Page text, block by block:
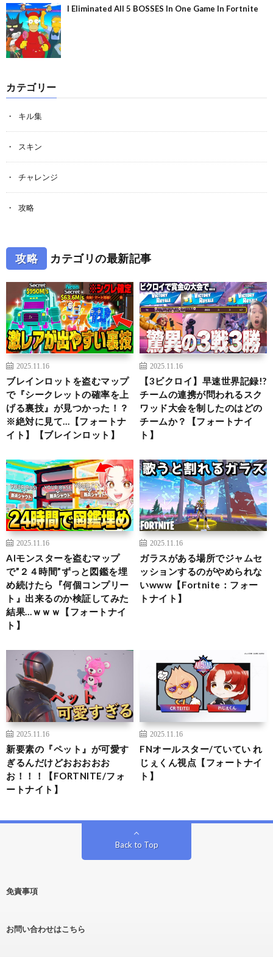
I Eliminated All 5 BOSSES In One Game In Fortnite
カテゴリー
キル集
スキン
チャレンジ
攻略
攻略 カテゴリの最新記事
2025.11.16
ブレインロットを盗むマップ
で『シークレットの確率を上
げる裏技』が見つかった！？
※絶対に見て…【フォートナ
イト】【ブレインロット】
2025.11.16
【3ビクロイ】早速世界記録!?
チームの連携が問われるスク
ワッド大会を制したのはどの
チームか？【フォートナイ
ト】
2025.11.16
AIモンスターを盗むマップ
で”２４時間”ずっと図鑑を埋
め続けたら『何個コンプリー
ト』出来るのか検証してみた
結果…ｗｗｗ【フォートナイ
ト】
2025.11.16
ガラスがある場所でジャムセ
ッションするのがやめられな
いwww【Fortnite：フォー
トナイト】
2025.11.16
新要素の『ペット』が可愛す
ぎるんだけどおおおおお
お！！！【FORTNITE/フォ
ートナイト】
2025.11.16
FNオールスター/ていてい れ
じぇくん視点【フォートナイ
ト】
Back to Top
免責事項
お問い合わせはこちら